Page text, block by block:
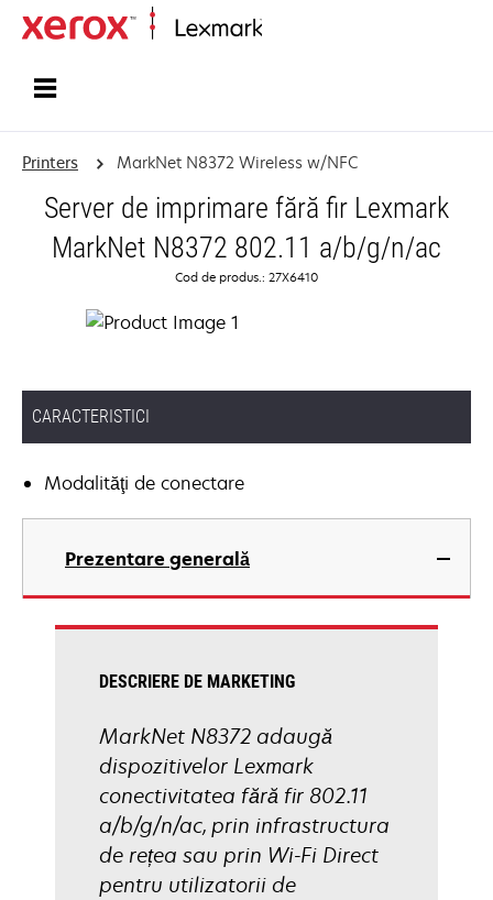
Printers MarkNet N8372 Wireless w/NFC
Server de imprimare fără fir Lexmark
MarkNet N8372 802.11 a/b/g/n/ac
Cod de produs.: 27X6410
CARACTERISTICI
Modalităţi de conectare
Prezentare generală
DESCRIERE DE MARKETING
MarkNet N8372 adaugă
dispozitivelor Lexmark
conectivitatea fără fir 802.11
a/b/g/n/ac, prin infrastructura
de rețea sau prin Wi-Fi Direct
pentru utilizatorii de